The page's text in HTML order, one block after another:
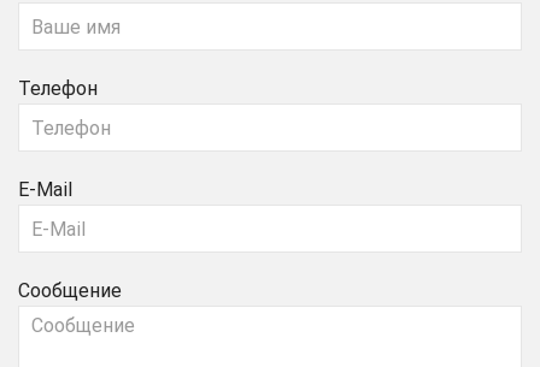
Телефон
E-Mail
Сообщение